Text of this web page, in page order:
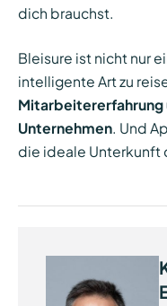
dich brauchst.
Bleisure ist nicht nur
intelligente Art zu
Mitarbeitererfahrung
Unternehmen. Und
die ideale Unterkunft